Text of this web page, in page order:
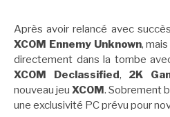
Après avoir relancé avec
XCOM Ennemy Unknown,
directement dans la tombe
XCOM Declassified, 2K
nouveau jeu XCOM. Sobrement
une exclusivité PC prévu pour